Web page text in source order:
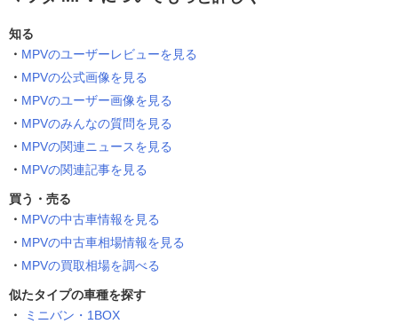
知る
MPVのユーザーレビューを見る
MPVの公式画像を見る
MPVのユーザー画像を見る
MPVのみんなの質問を見る
MPVの関連ニュースを見る
MPVの関連記事を見る
買う・売る
MPVの中古車情報を見る
MPVの中古車相場情報を見る
MPVの買取相場を調べる
似たタイプの車種を探す
ミニバン・1BOX